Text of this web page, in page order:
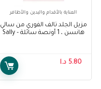
العناية بالأقدام واليدين والأظافر
مزيل الجلد تالف الفوري من سالي
هانسن ، 1 أونصة سائلة – Sally
5.80 د.ا